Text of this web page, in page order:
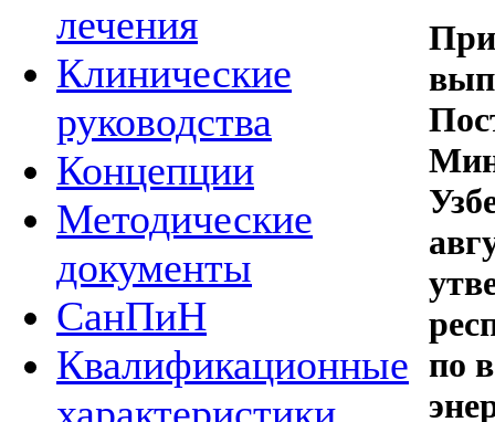
лечения
Клинические
руководства
Концепции
Методические
документы
СанПиН
Квалификационные по